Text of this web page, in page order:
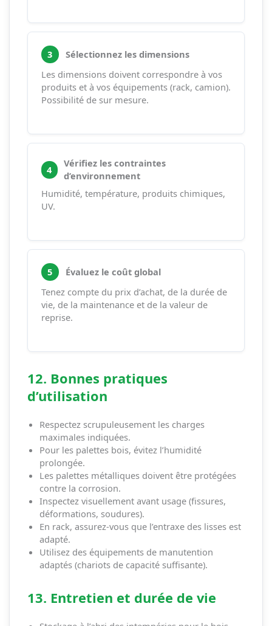
3
Sélectionnez les dimensions
Les dimensions doivent correspondre à vos
produits et à vos équipements (rack, camion).
Possibilité de sur mesure.
4
Vérifiez les contraintes
d’environnement
Humidité, température, produits chimiques,
UV.
5
Évaluez le coût global
Tenez compte du prix d’achat, de la durée de
vie, de la maintenance et de la valeur de
reprise.
12. Bonnes pratiques
d’utilisation
Respectez scrupuleusement les charges
maximales indiquées.
Pour les palettes bois, évitez l’humidité
prolongée.
Les palettes métalliques doivent être protégées
contre la corrosion.
Inspectez visuellement avant usage (fissures,
déformations, soudures).
En rack, assurez-vous que l’entraxe des lisses est
adapté.
Utilisez des équipements de manutention
adaptés (chariots de capacité suffisante).
13. Entretien et durée de vie